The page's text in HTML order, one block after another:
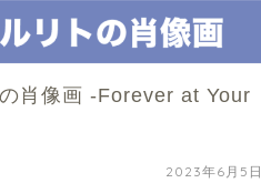
肖像画 -Forever at Your
2023年6月5日